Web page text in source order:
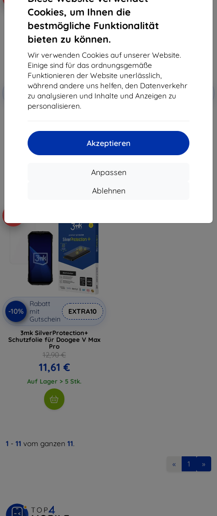
Cookies, um Ihnen die
bestmögliche Funktionalität
bieten zu können.
Wir verwenden Cookies auf unserer Website.
Einige sind für das ordnungsgemäße
Funktionieren der Website unerlässlich,
während andere uns helfen, den Datenverkehr
zu analysieren und Inhalte und Anzeigen zu
personalisieren.
Akzeptieren
Anpassen
Ablehnen
Rabatt
mit
Gutschein
EXTRA10
11,90 €
Auf Lager > 5 Stk.
-10%
Rabatt
mit
Gutschein
21,90 €
Auf Lager > 5 Stk.
-10%
Rabatt
mit
Gutschein
EXTRA10
3mk SilverProtection+
Schutzfolie für Doogee V Max
Pro
12,90 €
11,61 €
Auf Lager > 5 Stk.
1 - 11 vom ganzen 11.
« 1 »